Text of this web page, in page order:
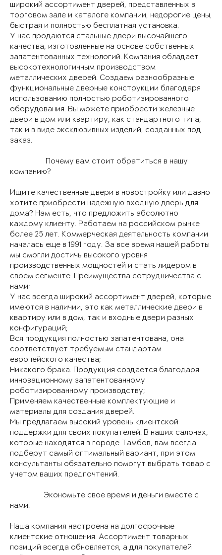
широкий ассортимент дверей, представленных в
торговом зале и каталоге компании, недорогие цены,
быстрая и полностью бесплатная установка.
У нас продаются стальные двери высочайшего
качества, изготовленные на основе собственных
запатентованных технологий. Компания обладает
высокотехнологичным производством
металлических дверей. Создаем разнообразные
функциональные дверные конструкции благодаря
использованию полностью роботизированного
оборудования. Вы можете приобрести железные
двери в дом или квартиру, как стандартного типа,
так и в виде эксклюзивных изделий, созданных под
заказ.
Почему вам стоит обратиться в нашу
компанию?
Ищите качественные двери в новостройку или давно
хотите приобрести надежную входную дверь для
дома? Нам есть, что предложить абсолютно
каждому клиенту. Работаем на российском рынке
более 25 лет. Коммерческая деятельность компании
началась еще в 1991 году. За все время нашей работы
мы смогли достичь высокого уровня
производственных мощностей и стать лидером в
своем сегменте. Преимущества сотрудничества с
нами:
У нас всегда широкий ассортимент дверей, которые
имеются в наличии, это как металлические двери в
квартиру или в дом, так и входные двери разных
конфигураций;
Вся продукция полностью запатентована, она
соответствует требуемым стандартам
европейского качества;
Никакого брака. Продукция создается благодаря
инновационному запатентованному
роботизированному производству;
Применяем качественные комплектующие и
материалы для создания дверей.
Мы предлагаем высокий уровень клиентской
поддержки для своих покупателей. В наших салонах,
которые находятся в городе Тамбов, вам всегда
подберут самый оптимальный вариант, при этом
консультанты обязательно помогут выбрать товар с
учетом ваших предпочтений.
Экономьте свое время и деньги вместе с
нами!
Наша компания настроена на долгосрочные
клиентские отношения. Ассортимент товарных
позиций всегда обновляется, а для покупателей